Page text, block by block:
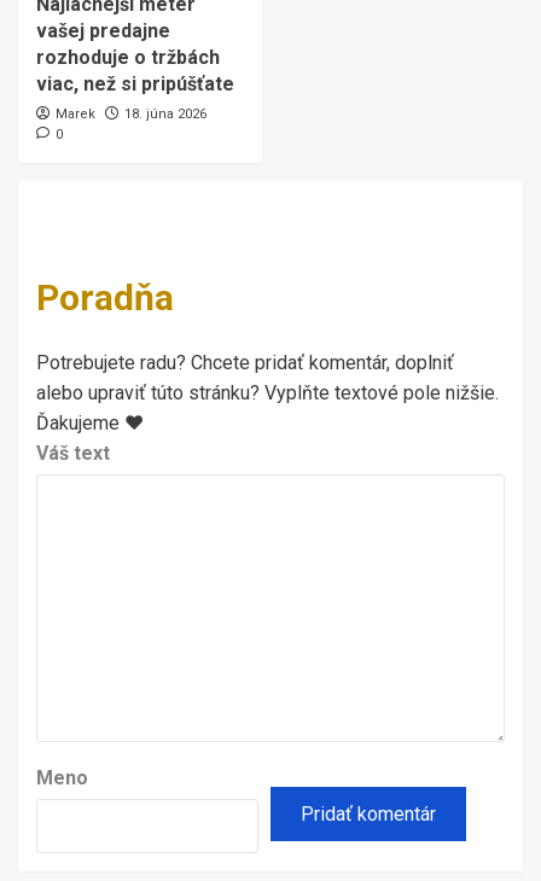
Najlacnejší meter
vašej predajne
rozhoduje o tržbách
viac, než si pripúšťate
Marek
18. júna 2026
0
Poradňa
Potrebujete radu? Chcete pridať komentár, doplniť
alebo upraviť túto stránku? Vyplňte textové pole nižšie.
Ďakujeme ♥
Váš text
Meno